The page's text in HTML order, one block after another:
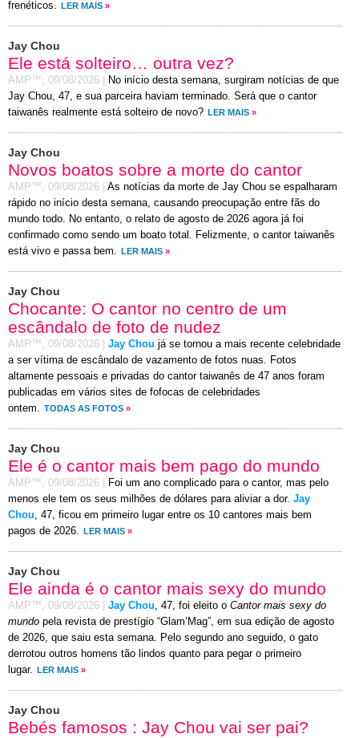
frenéticos. LER MAIS »
Jay Chou
Ele está solteiro… outra vez?
AMP™, 09/08/2026
No início desta semana, surgiram notícias de que
Jay Chou, 47, e sua parceira haviam terminado. Será que o cantor
taiwanês realmente está solteiro de novo? LER MAIS »
Jay Chou
Novos boatos sobre a morte do cantor
AMP™, 09/08/2026
As notícias da morte de Jay Chou se espalharam
rápido no início desta semana, causando preocupação entre fãs do
mundo todo. No entanto, o relato de agosto de 2026 agora já foi
confirmado como sendo um boato total. Felizmente, o cantor taiwanês
está vivo e passa bem.
LER MAIS »
Jay Chou
Chocante: O cantor no centro de um
escândalo de foto de nudez
AMP™, 09/08/2026 Jay Chou já se tornou a mais recente celebridade
a ser vítima de escândalo de vazamento de fotos nuas. Fotos
altamente pessoais e privadas do cantor taiwanês de 47 anos foram
publicadas em vários sites de fofocas de celebridades
ontem. TODAS AS FOTOS »
Jay Chou
Ele é o cantor mais bem pago do mundo
AMP™, 09/08/2026
Foi um ano complicado para o cantor, mas pelo
menos ele tem os seus milhões de dólares para aliviar a dor. Jay
Chou, 47, ficou em primeiro lugar entre os 10 cantores mais bem
pagos de 2026.
LER MAIS »
Jay Chou
Ele ainda é o cantor mais sexy do mundo
AMP™, 09/08/2026 Jay Chou, 47, foi eleito o Cantor mais sexy do
mundo pela revista de prestígio “Glam’Mag”, em sua edição de agosto
de 2026, que saiu esta semana. Pelo segundo ano seguido, o gato
derrotou outros homens tão lindos quanto para pegar o primeiro
lugar.
LER MAIS »
Jay Chou
Bebés famosos : Jay Chou vai ser pai?